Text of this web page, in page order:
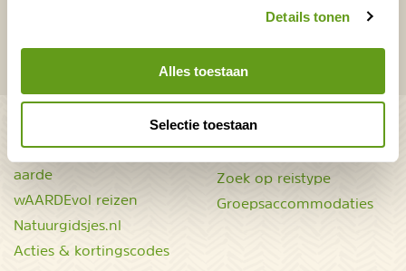
Details tonen
Alles toestaan
Selectie toestaan
Onontdekte plekjes en leuke aanbiedingen voor
overnachtingen en vakanties in de natuur!
Mooiste plekken op
aarde
wAARDEvol reizen
Natuurgidsjes.nl
Acties & kortingscodes
Uitrusting
Zoek op reistype
Groepsaccommodaties